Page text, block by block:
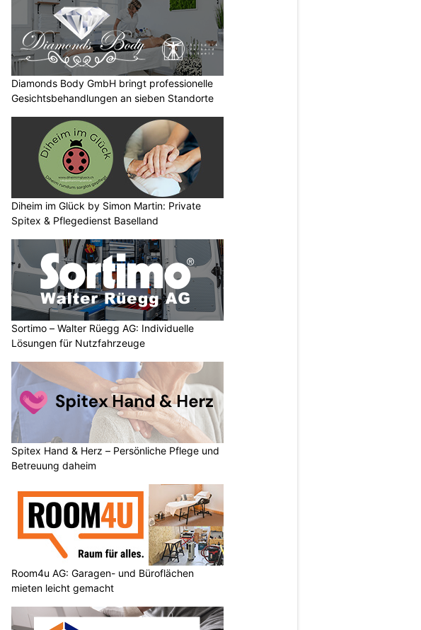
Diamonds Body GmbH bringt professionelle
Gesichtsbehandlungen an sieben Standorte
Diheim im Glück by Simon Martin: Private
Spitex & Pflegedienst Baselland
Sortimo – Walter Rüegg AG: Individuelle
Lösungen für Nutzfahrzeuge
Spitex Hand & Herz – Persönliche Pflege und
Betreuung daheim
Room4u AG: Garagen- und Büroflächen
mieten leicht gemacht